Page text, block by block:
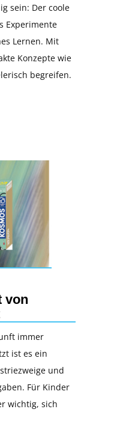
sein: Der coole
Experimente
Lernen. Mit
Konzepte wie
begreifen.
von
immer
ist es ein
und
Für Kinder
wichtig, sich